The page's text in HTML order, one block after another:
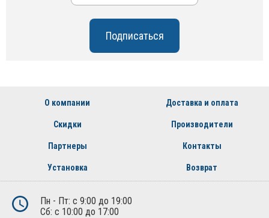
О компании Доставка и оплата
Скидки Производители
Партнеры Контакты
Установка Возврат
Пн - Пт: с 9:00 до 19:00
Сб: с 10:00 до 17:00